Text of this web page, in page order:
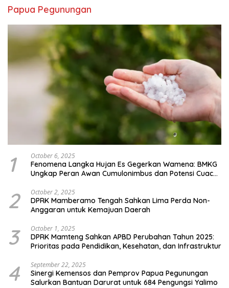
Papua Pegunungan
1 October 6, 2025
Fenomena Langka Hujan Es Gegerkan Wamena: BMKG
Ungkap Peran Awan Cumulonimbus dan Potensi Cuaca
2 October 2, 2025
DPRK Mamberamo Tengah Sahkan Lima Perda Non-
Anggaran untuk Kemajuan Daerah
3 October 1, 2025
DPRK Mamteng Sahkan APBD Perubahan Tahun 2025:
Prioritas pada Pendidikan, Kesehatan, dan Infrastruktur
4 September 22, 2025
Sinergi Kemensos dan Pemprov Papua Pegunungan
Salurkan Bantuan Darurat untuk 684 Pengungsi Yalimo